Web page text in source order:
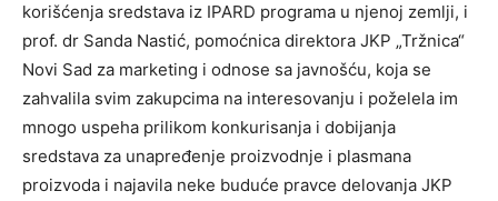
korišćenja sredstava iz IPARD programa u njenoj zemlji, i
prof. dr Sanda Nastić, pomoćnica direktora JKP „Tržnica“
Novi Sad za marketing i odnose sa javnošću, koja se
zahvalila svim zakupcima na interesovanju i poželela im
mnogo uspeha prilikom konkurisanja i dobijanja
sredstava za unapređenje proizvodnje i plasmana
proizvoda i najavila neke buduće pravce delovanja JKP